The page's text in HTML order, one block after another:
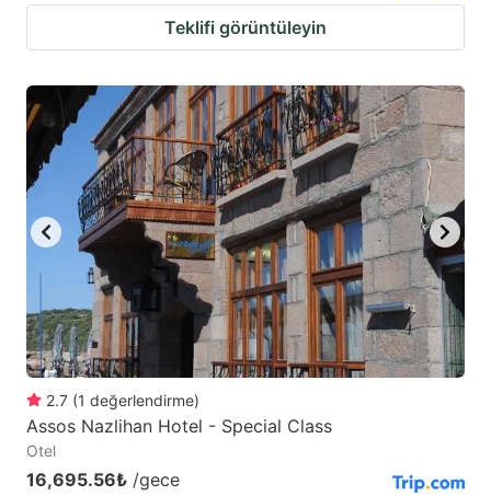
Teklifi görüntüleyin
2.7 (1 değerlendirme)
Assos Nazlihan Hotel - Special Class
Otel
16,695.56₺ /gece